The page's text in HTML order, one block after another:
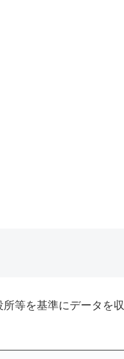
等を基準にデータを収